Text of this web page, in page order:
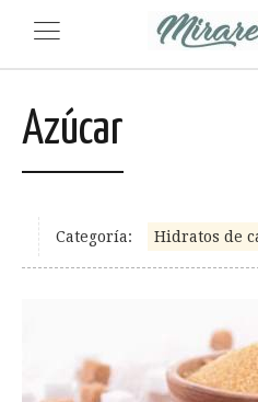
Azúcar
Categoría: Hidratos de